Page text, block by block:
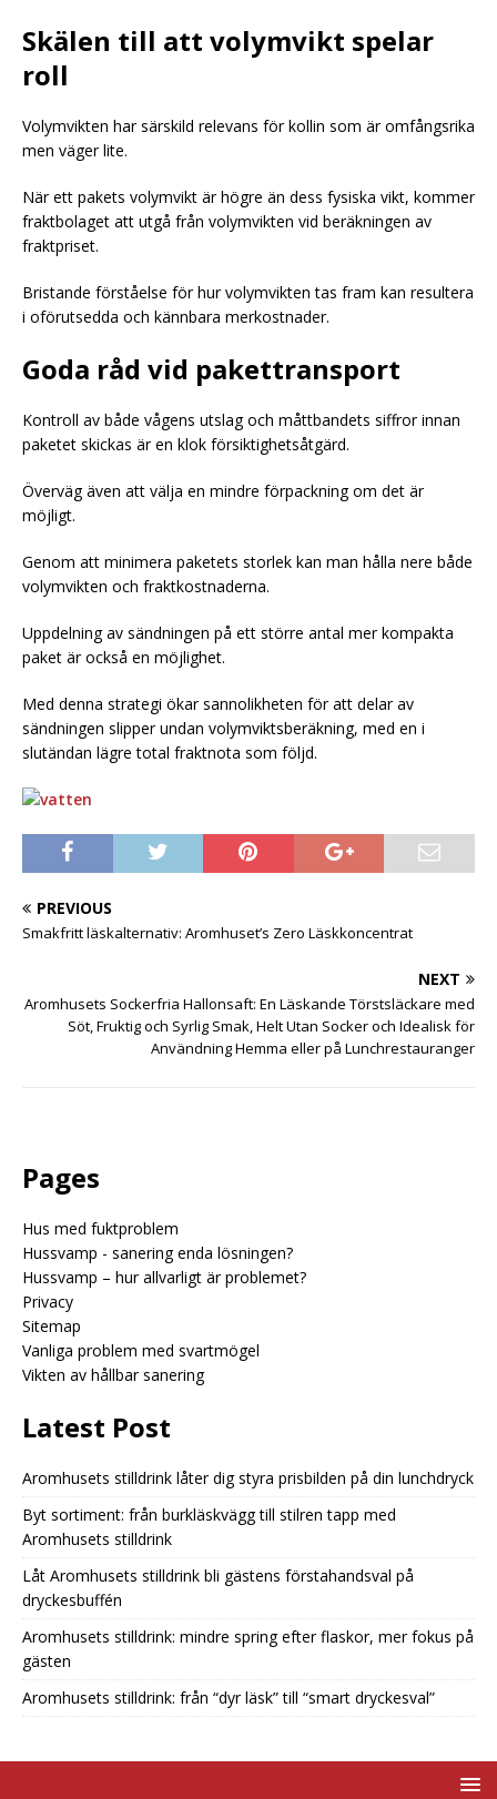
Skälen till att volymvikt spelar
roll
Volymvikten har särskild relevans för kollin som är omfångsrika
men väger lite.
När ett pakets volymvikt är högre än dess fysiska vikt, kommer
fraktbolaget att utgå från volymvikten vid beräkningen av
fraktpriset.
Bristande förståelse för hur volymvikten tas fram kan resultera
i oförutsedda och kännbara merkostnader.
Goda råd vid pakettransport
Kontroll av både vågens utslag och måttbandets siffror innan
paketet skickas är en klok försiktighetsåtgärd.
Överväg även att välja en mindre förpackning om det är
möjligt.
Genom att minimera paketets storlek kan man hålla nere både
volymvikten och fraktkostnaderna.
Uppdelning av sändningen på ett större antal mer kompakta
paket är också en möjlighet.
Med denna strategi ökar sannolikheten för att delar av
sändningen slipper undan volymviktsberäkning, med en i
slutändan lägre total fraktnota som följd.
PREVIOUS
Smakfritt läskalternativ: Aromhuset’s Zero Läskkoncentrat
NEXT
Aromhusets Sockerfria Hallonsaft: En Läskande Törstsläckare med
Söt, Fruktig och Syrlig Smak, Helt Utan Socker och Idealisk för
Användning Hemma eller på Lunchrestauranger
Pages
Hus med fuktproblem
Hussvamp - sanering enda lösningen?
Hussvamp – hur allvarligt är problemet?
Privacy
Sitemap
Vanliga problem med svartmögel
Vikten av hållbar sanering
Latest Post
Aromhusets stilldrink låter dig styra prisbilden på din lunchdryck
Byt sortiment: från burkläskvägg till stilren tapp med
Aromhusets stilldrink
Låt Aromhusets stilldrink bli gästens förstahandsval på
dryckesbuffén
Aromhusets stilldrink: mindre spring efter flaskor, mer fokus på
gästen
Aromhusets stilldrink: från “dyr läsk” till “smart dryckesval”